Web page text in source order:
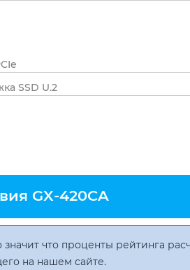
SSD U.2
GX-420CA
что проценты рейтинга
на нашем сайте.